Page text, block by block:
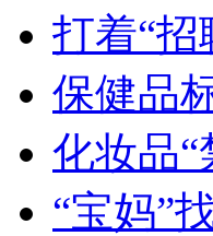
打着“
保健品
化妆品
“宝妈”